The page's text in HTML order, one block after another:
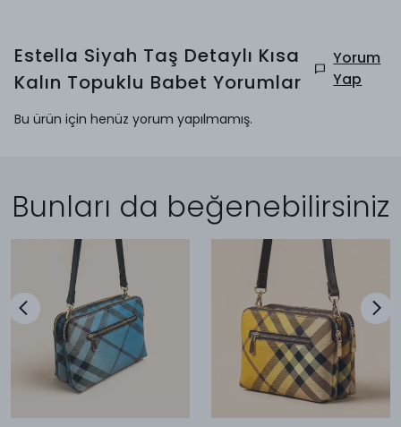
Estella Siyah Taş Detaylı Kısa
Kalın Topuklu Babet Yorumlar
Yorum
Yap
Bu ürün için henüz yorum yapılmamış.
Bunları da beğenebilirsiniz